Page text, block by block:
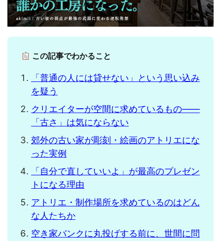
この記事でわかること
「普通の人には貸せない」という思い込み
を疑う
クリエイターが空間に求めているもの——
「古さ」は気にならない
郊外の古い家が彫刻・絵画のアトリエにな
った実例
「自分で直していいよ」が最高のプレゼン
トになる理由
アトリエ・制作場所を求めているのはどん
な人たちか
空き家バンクに丸投げする前に、世間に問